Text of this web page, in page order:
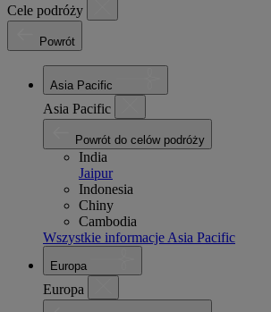
Cele podróży
Powrót
Asia Pacific
Asia Pacific
Powrót do celów podróży
India
Jaipur
Indonesia
Chiny
Cambodia
Wszystkie informacje Asia Pacific
Europa
Europa